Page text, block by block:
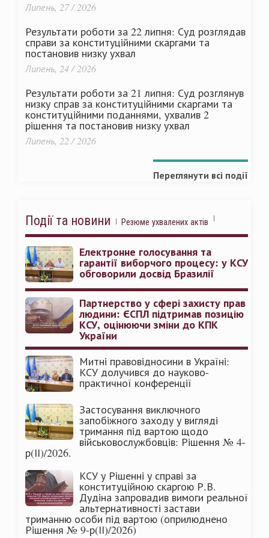
Липень, 27 / 2026
Результати роботи за 22 липня: Суд розглядав
справи за конституційними скаргами та
постановив низку ухвал
Липень, 24 / 2026
Результати роботи за 21 липня: Суд розглянув
низку справ за конституційними скаргами та
конституційними поданнями, ухвалив 2
рішення та постановив низку ухвал
Липень, 22 / 2026
Переглянути всі події
Події та новини Резюме ухвалених актів
Електронне голосування та
гарантії виборчого процесу: у КСУ
обговорили досвід Бразилії
Партнерство у сфері захисту прав
людини: ЄСПЛ підтримав позицію
КСУ, оцінюючи зміни до КПК
України
Митні правовідносини в Україні:
КСУ долучився до науково-
практичної конференції
Застосування виключного
запобіжного заходу у вигляді
тримання під вартою щодо
військовослужбовців: Рішення № 4-
р(ІІ)/2026.
КСУ у Рішенні у справі за
конституційною скаргою Р.В.
Дудіна запровадив вимоги реальної
альтернативності застави
триманню особи під вартою (оприлюднено
Рішення № 9-р(ІІ)/2026)